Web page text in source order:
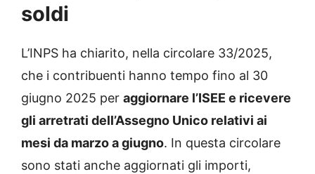
soldi
L’INPS ha chiarito, nella circolare 33/2025,
che i contribuenti hanno tempo fino al 30
giugno 2025 per aggiornare l’ISEE e ricevere
gli arretrati dell’Assegno Unico relativi ai
mesi da marzo a giugno. In questa circolare
sono stati anche aggiornati gli importi,